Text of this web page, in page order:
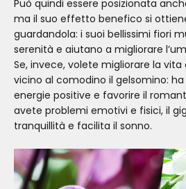
Può quindi essere posizionata
ma il suo effetto benefico si
guardandola: i suoi bellissimi fiori
serenità e aiutano a migliorare
Se, invece, volete migliorare la
vicino al comodino il gelsomino:
energie positive e favorire il
avete problemi emotivi e fisici, il
tranquillità e facilita il sonno.